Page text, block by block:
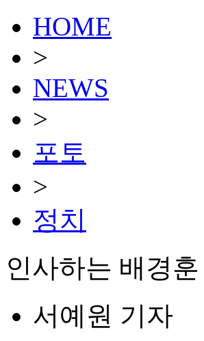
HOME
>
NEWS
>
포토
>
정치
인사하는 배경
서예원 기자